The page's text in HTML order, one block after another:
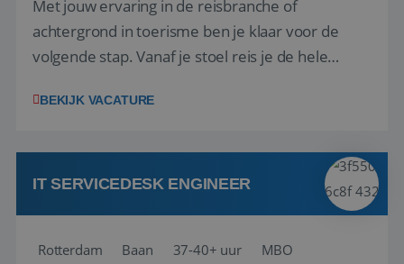
Met jouw ervaring in de reisbranche of
achtergrond in toerisme ben je klaar voor de
volgende stap. Vanaf je stoel reis je de hele
wensen van je team, je klant en wat er in de
klanten te overtuigen om die droomreis te
boeken! ...
BEKIJK VACATURE
IT SERVICEDESK ENGINEER
Rotterdam Baan 37-40+ uur MBO